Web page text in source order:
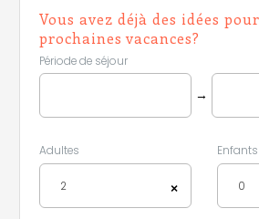
Vous avez déjà des idées
prochaines vacances?
Période de séjour
→
Adultes
×
2
Enfants
0